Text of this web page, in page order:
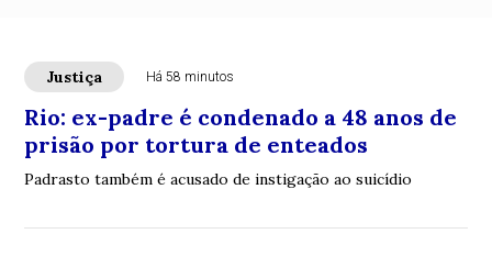
Justiça Há 58 minutos
Rio: ex-padre é condenado a 48 anos de
prisão por tortura de enteados
Padrasto também é acusado de instigação ao suicídio